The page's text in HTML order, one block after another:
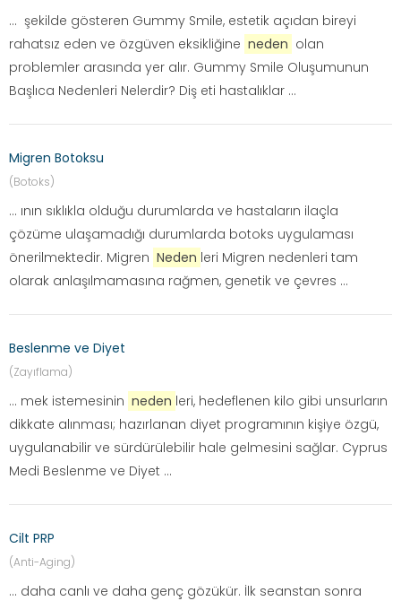
... şekilde gösteren Gummy Smile, estetik açıdan bireyi
rahatsız eden ve özgüven eksikliğine neden olan
problemler arasında yer alır. Gummy Smile Oluşumunun
Başlıca Nedenleri Nelerdir? Diş eti hastalıklar ...
Migren Botoksu
(Botoks)
... ının sıklıkla olduğu durumlarda ve hastaların ilaçla
çözüme ulaşamadığı durumlarda botoks uygulaması
önerilmektedir. Migren Neden leri Migren nedenleri tam
olarak anlaşılmamasına rağmen, genetik ve çevres ...
Beslenme ve Diyet
(Zayıflama)
... mek istemesinin neden leri, hedeflenen kilo gibi unsurların
dikkate alınması; hazırlanan diyet programının kişiye özgü,
uygulanabilir ve sürdürülebilir hale gelmesini sağlar. Cyprus
Medi Beslenme ve Diyet ...
Cilt PRP
(Anti-Aging)
... daha canlı ve daha genç gözükür. İlk seanstan sonra